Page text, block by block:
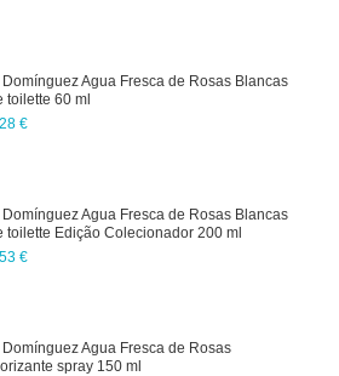
Agua Fresca de Rosas Blancas
toilette 60 ml
€
Agua Fresca de Rosas Blancas
toilette Edição Colecionador 200 ml
€
Agua Fresca de Rosas
spray 150 ml